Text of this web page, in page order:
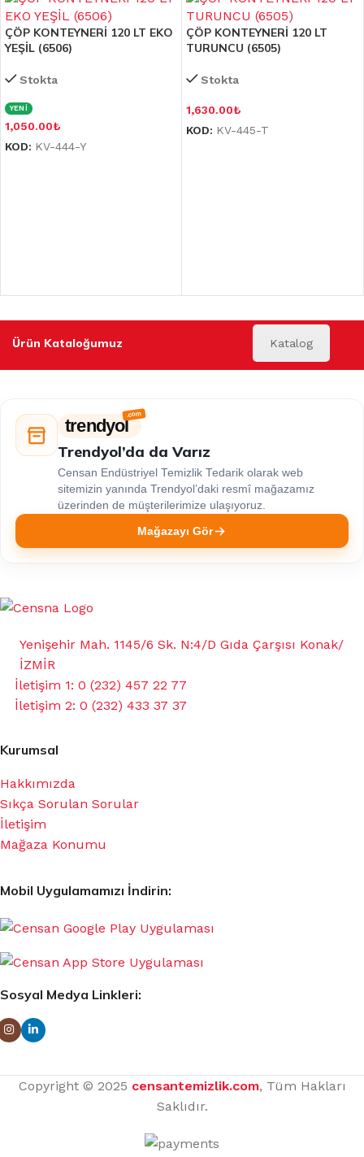
ÇÖP KONTEYNERİ 120 LT EKO
YEŞİL (6506)
Stokta
YENİ
1,050.00₺
KOD: KV-444-Y
ÇÖP KONTEYNERİ 120 LT
TURUNCU (6505)
Stokta
1,630.00₺
KOD: KV-445-T
Ürün Kataloğumuz Katalog
trendyol
Trendyol’da da Varız
Censan Endüstriyel Temizlik Tedarik olarak web
sitemizin yanında Trendyol’daki resmî mağazamız
üzerinden de müşterilerimize ulaşıyoruz.
Mağazayı Gör
Yenişehir Mah. 1145/6 Sk. N:4/D Gıda Çarşısı Konak/
İZMİR
İletişim 1: 0 (232) 457 22 77
İletişim 2: 0 (232) 433 37 37
Kurumsal
Hakkımızda
Sıkça Sorulan Sorular
İletişim
Mağaza Konumu
Mobil Uygulamamızı İndirin:
Sosyal Medya Linkleri:
Copyright © 2025 censantemizlik.com, Tüm Hakları
Saklıdır.